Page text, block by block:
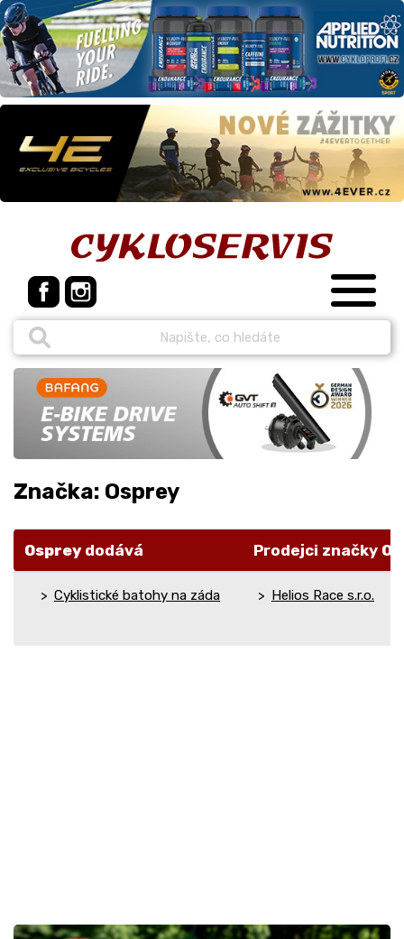
Značka: Osprey
Ospreydodává Prodejci značky
Cyklistické batohy na záda Helios Race s.r.o.